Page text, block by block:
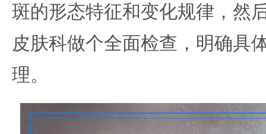
斑的形态特征和变化规律，然
皮肤科做个全面检查，明确具
理。